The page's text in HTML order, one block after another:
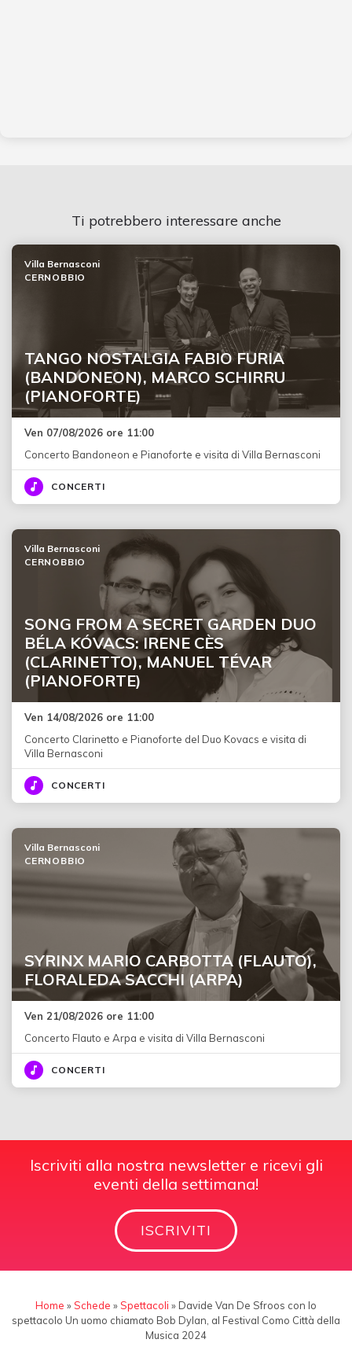
Ti potrebbero interessare anche
TANGO NOSTALGIA FABIO FURIA
(BANDONEON), MARCO SCHIRRU
(PIANOFORTE)
Villa Bernasconi
CERNOBBIO
Ven 07/08/2026 ore 11:00
Concerto Bandoneon e Pianoforte e visita di Villa Bernasconi
CONCERTI
SONG FROM A SECRET GARDEN DUO
BÉLA KÓVACS: IRENE CÈS
(CLARINETTO), MANUEL TÉVAR
(PIANOFORTE)
Villa Bernasconi
CERNOBBIO
Ven 14/08/2026 ore 11:00
Concerto Clarinetto e Pianoforte del Duo Kovacs e visita di
Villa Bernasconi
CONCERTI
SYRINX MARIO CARBOTTA (FLAUTO),
FLORALEDA SACCHI (ARPA)
Villa Bernasconi
CERNOBBIO
Ven 21/08/2026 ore 11:00
Concerto Flauto e Arpa e visita di Villa Bernasconi
CONCERTI
Iscriviti alla nostra newsletter e ricevi gli
eventi della settimana!
ISCRIVITI
Home »Schede »Spettacoli » Davide Van De Sfroos con lo
spettacolo Un uomo chiamato Bob Dylan, al Festival Como Città della
Musica 2024